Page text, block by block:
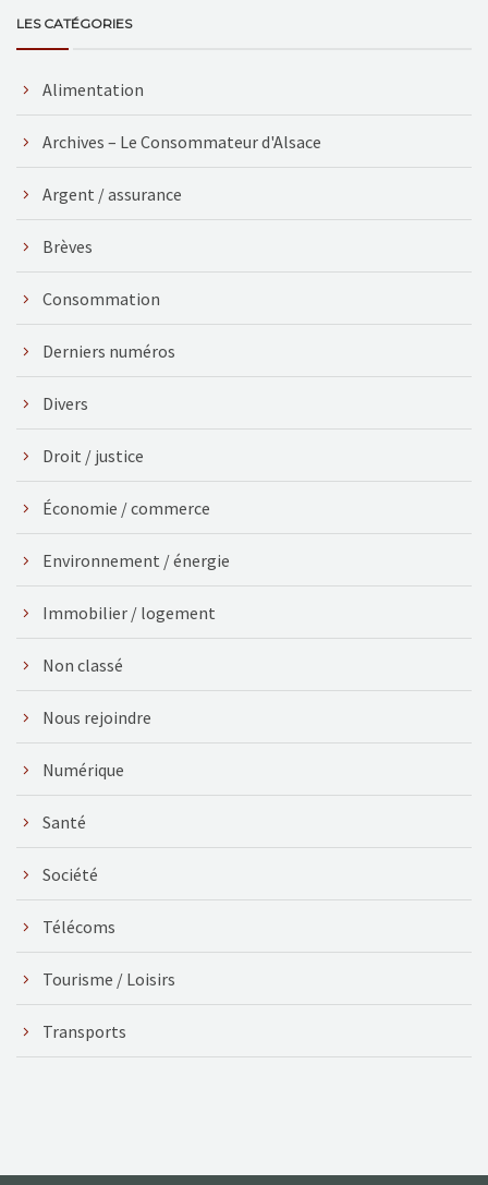
LES CATÉGORIES
Alimentation
Archives – Le Consommateur d'Alsace
Argent / assurance
Brèves
Consommation
Derniers numéros
Divers
Droit / justice
Économie / commerce
Environnement / énergie
Immobilier / logement
Non classé
Nous rejoindre
Numérique
Santé
Société
Télécoms
Tourisme / Loisirs
Transports